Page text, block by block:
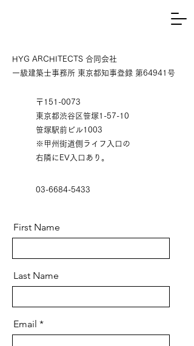
HYG ARCHITECTS 合同会社
一級建築士事務所 東京都知事登録 第64941号
​〒151-0073
東京都渋谷区笹塚1-57-10
笹塚駅前ビル1003
※甲州街道側ライフ入口の
右隣にEV入口あり。
03-6684-5433
First Name
Last Name
Email